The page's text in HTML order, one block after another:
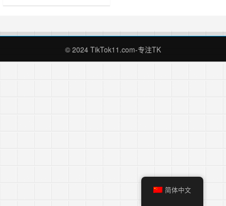
的新手小白来说，最难的无疑是解决
点，可以跳转这篇文章?搭建自己的
专属独享TikTok节点—v2ray搭建教
程，今天这篇文章是给大家介绍几个
© 2024 TikTok11.com-专注TK
简体中文